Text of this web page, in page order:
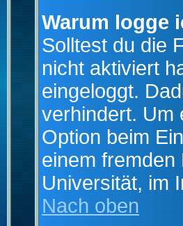
Warum logge
Solltest du die
nicht aktiviert
eingeloggt.
verhindert. Um
Option beim
einem
Universität, im
Nach oben